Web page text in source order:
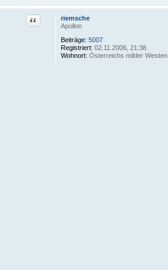
riemsche
Apollon
Beiträge: 5007
Registriert: 02.11.2006, 21:38
Wohnort: Österreichs milder Westen
Zitat